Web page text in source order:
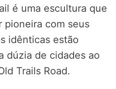
é uma escultura que
pioneira com seus
idênticas estão
dúzia de cidades ao
Trails Road.